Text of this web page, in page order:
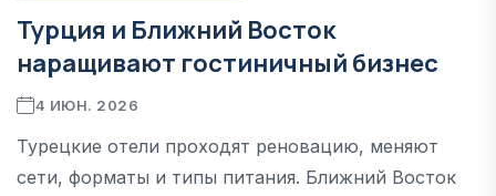
Турция и Ближний Восток
наращивают гостиничный бизнес
4 ИЮН. 2026
Турецкие отели проходят реновацию, меняют
сети, форматы и типы питания. Ближний Восток